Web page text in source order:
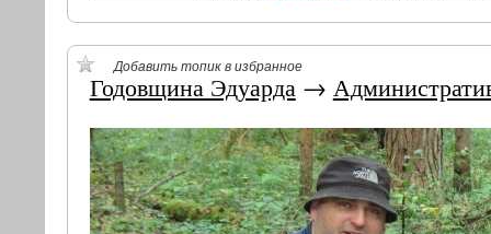
Добавить топик в избранное
Годовщина Эдуарда→